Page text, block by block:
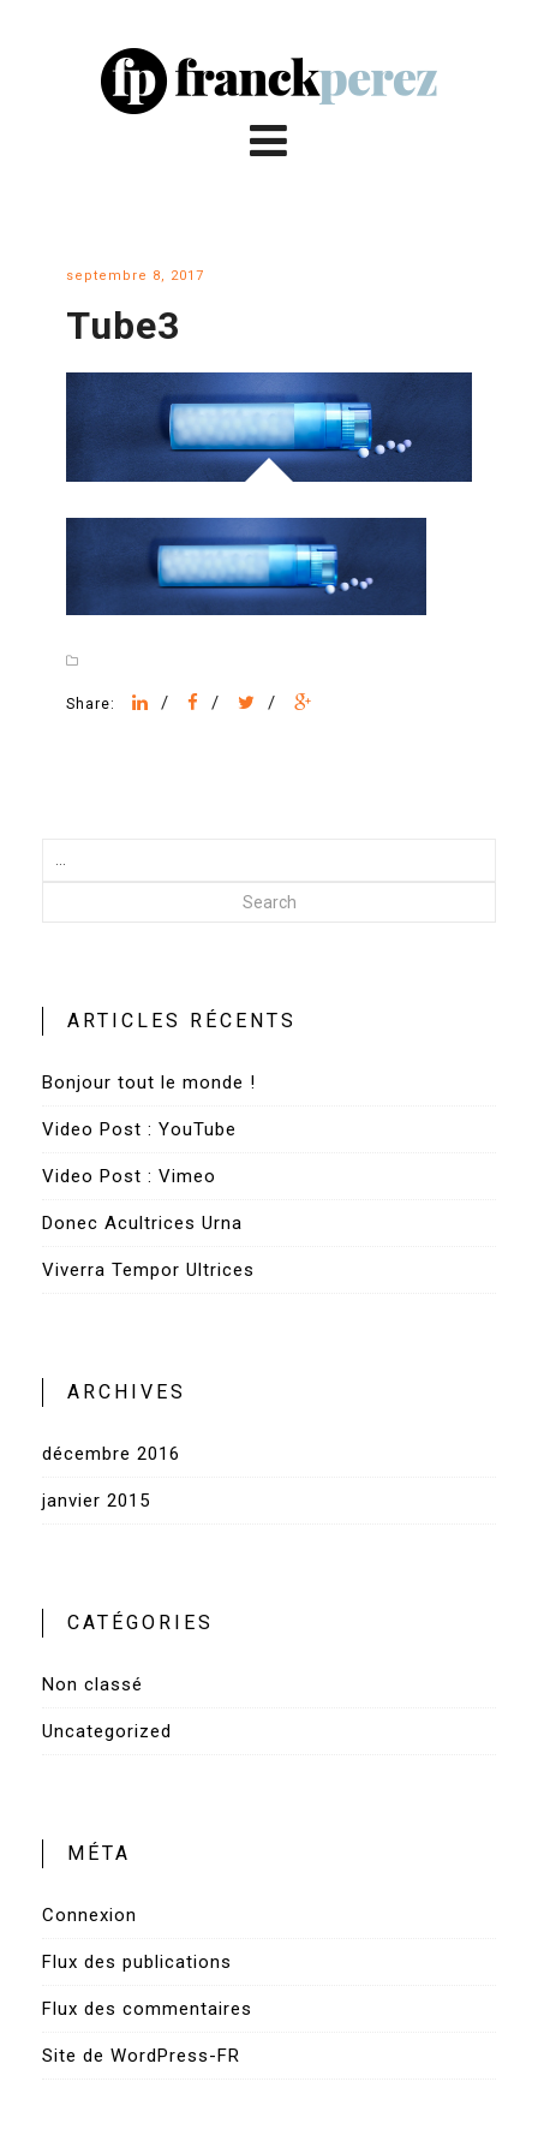
septembre 8, 2017
Tube3
Share: / / /
Search
ARTICLES RÉCENTS
Bonjour tout le monde !
Video Post : YouTube
Video Post : Vimeo
Donec Acultrices Urna
Viverra Tempor Ultrices
ARCHIVES
décembre 2016
janvier 2015
CATÉGORIES
Non classé
Uncategorized
MÉTA
Connexion
Flux des publications
Flux des commentaires
Site de WordPress-FR